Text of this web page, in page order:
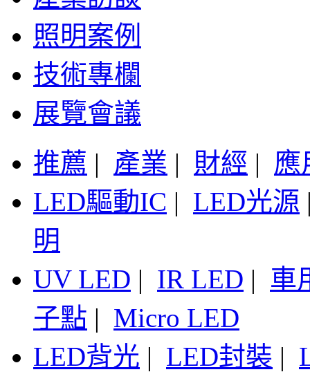
照明案例
技術專欄
展覽會議
推薦 | 產業 | 財經 | 應
LED驅動IC | LED光源
明
UV LED | IR LED | 車
子點 | Micro LED
LED背光 | LED封裝 |